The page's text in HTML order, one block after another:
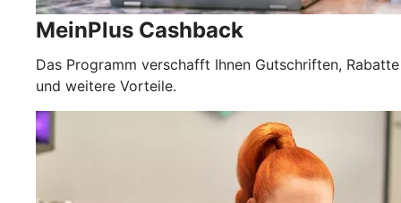
MeinPlus Cashback
Das Programm verschafft Ihnen Gutschriften, Rabatte
und weitere Vorteile.